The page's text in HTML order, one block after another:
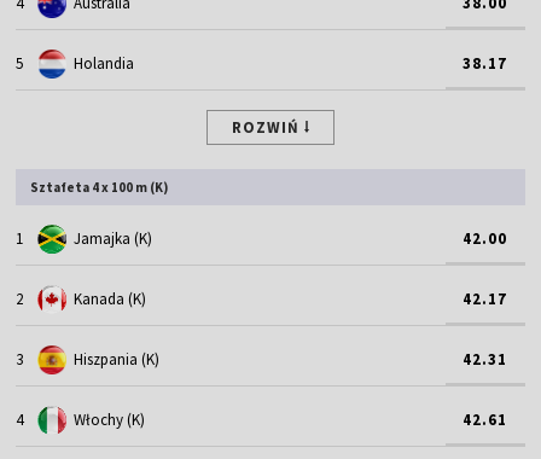
5 Holandia 38.17
ROZWIŃ
Sztafeta 4 x 100 m (K)
1 Jamajka (K) 42.00
2 Kanada (K) 42.17
3 Hiszpania (K) 42.31
4 Włochy (K) 42.61